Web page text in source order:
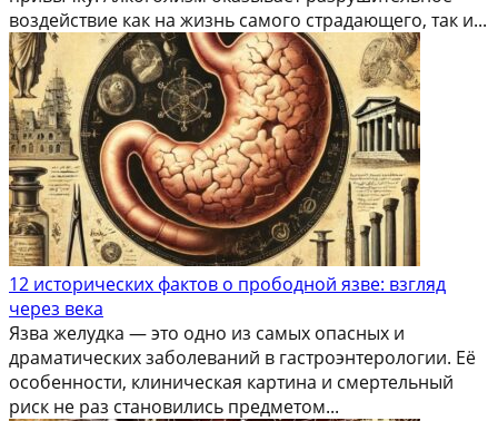
воздействие как на жизнь самого страдающего, так и...
12 исторических фактов о прободной язве: взгляд
через века
Язва желудка — это одно из самых опасных и
драматических заболеваний в гастроэнтерологии. Её
особенности, клиническая картина и смертельный
риск не раз становились предметом...